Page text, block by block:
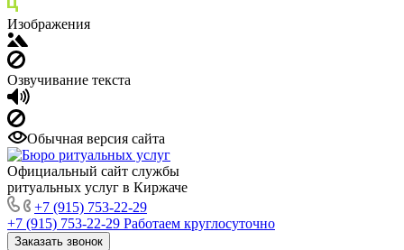
Изображения
Озвучивание текста
Обычная версия сайта
Официальный сайт службы
ритуальных услуг в Киржаче
+7 (915) 753-22-29
+7 (915) 753-22-29 Работаем круглосуточно
Заказать звонок